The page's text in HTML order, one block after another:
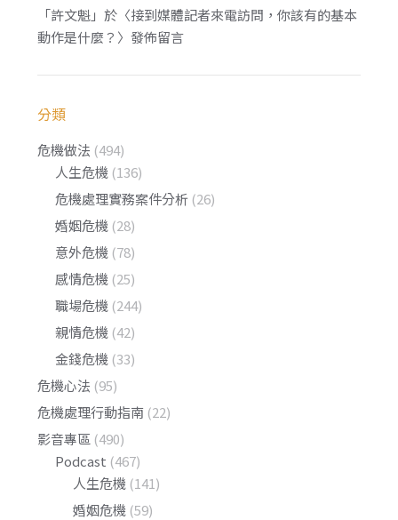
「許文魁」於〈接到媒體記者來電訪問，你該有的基本
動作是什麼？ 〉發佈留言
分類
危機做法 (494)
人生危機 (136)
危機處理實務案件分析 (26)
婚姻危機 (28)
意外危機 (78)
感情危機 (25)
職場危機 (244)
親情危機 (42)
金錢危機 (33)
危機心法 (95)
危機處理行動指南 (22)
影音專區 (490)
Podcast (467)
人生危機 (141)
婚姻危機 (59)